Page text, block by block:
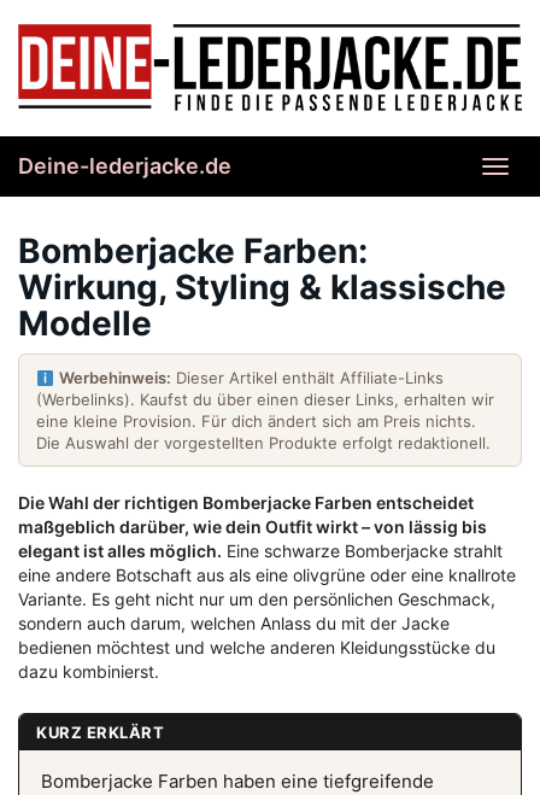
content
Deine-lederjacke.de
Bomberjacke Farben:
Wirkung, Styling & klassische
Modelle
Werbehinweis: Dieser Artikel enthält Affiliate-Links
(Werbelinks). Kaufst du über einen dieser Links, erhalten wir
eine kleine Provision. Für dich ändert sich am Preis nichts.
Die Auswahl der vorgestellten Produkte erfolgt redaktionell.
Die Wahl der richtigen Bomberjacke Farben entscheidet
maßgeblich darüber, wie dein Outfit wirkt – von lässig bis
elegant ist alles möglich. Eine schwarze Bomberjacke strahlt
eine andere Botschaft aus als eine olivgrüne oder eine knallrote
Variante. Es geht nicht nur um den persönlichen Geschmack,
sondern auch darum, welchen Anlass du mit der Jacke
bedienen möchtest und welche anderen Kleidungsstücke du
dazu kombinierst.
KURZ ERKLÄRT
Bomberjacke Farben haben eine tiefgreifende